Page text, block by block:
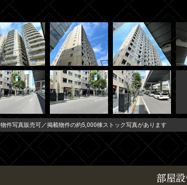
物件写真販売可／掲載物件の約5,000棟ストック写真があります
部屋